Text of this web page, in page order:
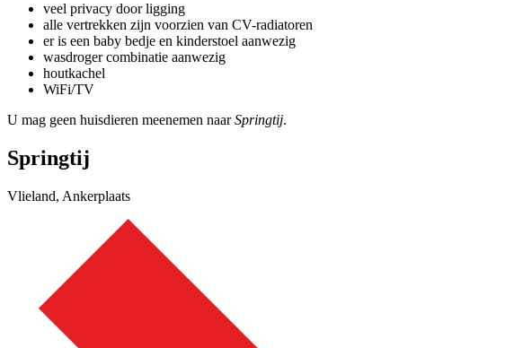
veel privacy door ligging
alle vertrekken zijn voorzien van CV-radiatoren
er is een baby bedje en kinderstoel aanwezig
wasdroger combinatie aanwezig
houtkachel
WiFi/TV
U mag geen huisdieren meenemen naarSpringtij.
Springtij
Vlieland, Ankerplaats